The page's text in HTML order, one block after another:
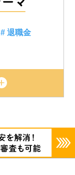
# 退職金